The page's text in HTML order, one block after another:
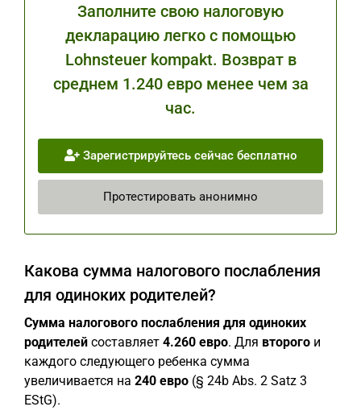
Заполните свою налоговую
декларацию легко с помощью
Lohnsteuer kompakt. Возврат в
среднем 1.240 евро менее чем за
час.
Зарегистрируйтесь сейчас бесплатно
Протестировать анонимно
Какова сумма налогового послабления
для одиноких родителей?
Сумма налогового послабления для одиноких
родителей составляет 4.260 евро. Для второго и
каждого следующего ребенка сумма
увеличивается на 240 евро (§ 24b Abs. 2 Satz 3
EStG).